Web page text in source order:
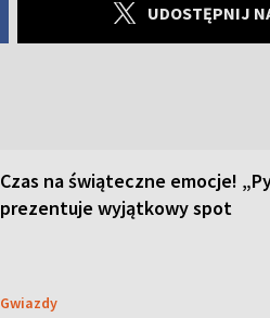
UDOSTĘPNIJ
Czas na świąteczne emocje!
prezentuje wyjątkowy spot
Gwiazdy